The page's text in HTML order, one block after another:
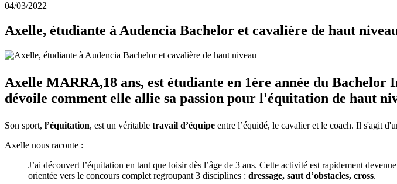
04/03/2022
Axelle, étudiante à Audencia Bachelor et cavalière de haut
Axelle MARRA,18 ans, est étudiante en 1ère année du
dévoile comment elle allie sa passion pour l'équitation de haut
Son sport, l’équitation, est un véritable travail d’équipe entre l’équidé, le cavalier et le coach. Il s'agit
Axelle nous raconte :
J’ai découvert l’équitation en tant que loisir dès l’âge de 3 ans. Cette activité est rapidement devenue
orientée vers le concours complet regroupant 3 disciplines : dressage, saut d’obstacles, cross.